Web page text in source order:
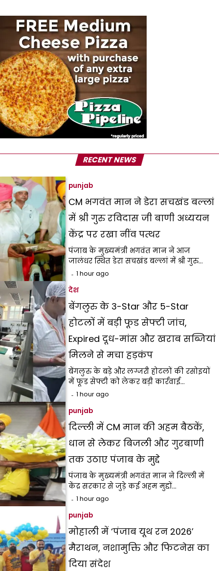
RECENT NEWS
punjab
CM भगवंत मान ने डेरा सचखंड बल्लां
में श्री गुरु रविदास जी बाणी अध्ययन
केंद्र पर रखा नींव पत्थर
पंजाब के मुख्यमंत्री भगवंत मान ने आज
जालंधर स्थित डेरा सचखंड बल्लां में श्री गुरु…
1 hour ago
देश
बेंगलुरु के 3-Star और 5-Star
होटलों में बड़ी फूड सेफ्टी जांच,
Expired दूध-मांस और खराब सब्जियां
मिलने से मचा हड़कंप
बेंगलुरु के बड़े और लग्जरी होटलों की रसोइयों
में फूड सेफ्टी को लेकर बड़ी कार्रवाई…
1 hour ago
punjab
दिल्ली में CM मान की अहम बैठकें,
धान से लेकर बिजली और गुरबाणी
तक उठाए पंजाब के मुद्दे
पंजाब के मुख्यमंत्री भगवंत मान ने दिल्ली में
केंद्र सरकार से जुड़े कई अहम मुद्दों…
1 hour ago
punjab
मोहाली में ‘पंजाब यूथ रन 2026’
मैराथन, नशामुक्ति और फिटनेस का
दिया संदेश